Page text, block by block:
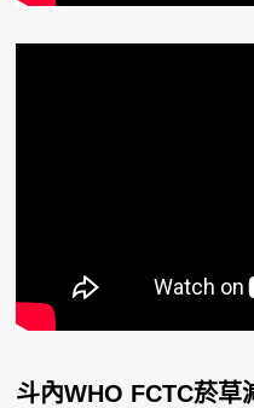
斗內WHO FCTC菸草